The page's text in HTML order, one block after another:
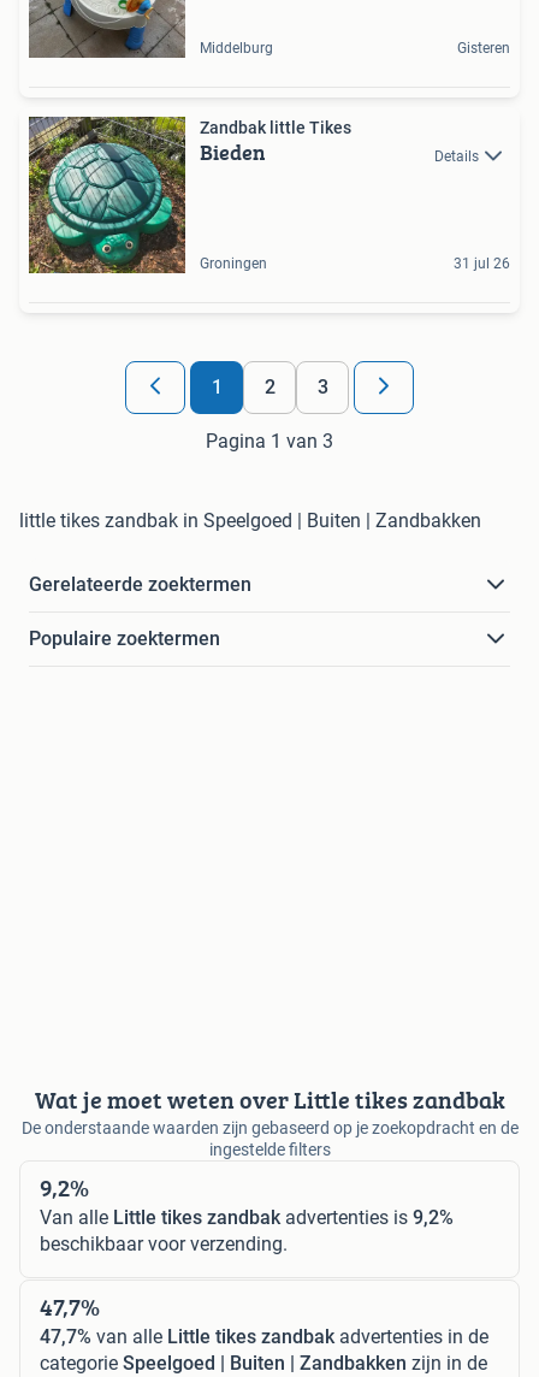
Middelburg Gisteren
Zandbak little Tikes
Bieden Details
Groningen 31 jul 26
1 2 3
Pagina 1 van 3
little tikes zandbak in Speelgoed | Buiten | Zandbakken
Gerelateerde zoektermen
Populaire zoektermen
Wat je moet weten over Little tikes zandbak
De onderstaande waarden zijn gebaseerd op je zoekopdracht en de
ingestelde filters
9,2%
Van alle Little tikes zandbakadvertenties is 9,2%
beschikbaar voor verzending.
47,7%
47,7% van alle Little tikes zandbakadvertenties in de
categorie Speelgoed | Buiten | Zandbakken zijn in de